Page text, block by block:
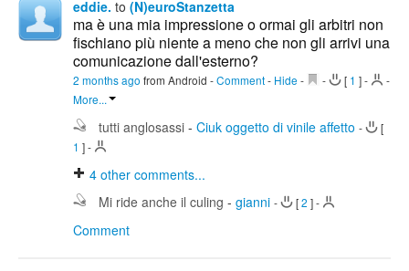
eddie. to (N)euroStanzetta
ma è una mia impressione o ormai gli arbitri non
fischiano più niente a meno che non gli arrivi una
comunicazione dall'esterno?
2 months ago from Android -Comment- Hide - - [ 1 ]-
-
More...
tutti anglosassi - Ciuk oggetto di vinile affetto -
[
1 ]-
4 other comments...
Mi ride anche il culing - gianni - [2 ]-
Comment